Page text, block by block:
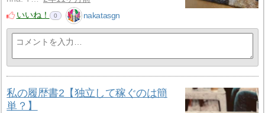
いいね！
0 nakatasgn
私の履歴書2【独立して稼ぐのは簡
単？】